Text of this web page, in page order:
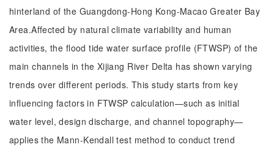
hinterland of the Guangdong-Hong Kong-Macao Greater Bay
Area.Affected by natural climate variability and human
activities, the flood tide water surface profile (FTWSP) of the
main channels in the Xijiang River Delta has shown varying
trends over different periods. This study starts from key
influencing factors in FTWSP calculation—such as initial
water level, design discharge, and channel topography—
applies the Mann-Kendall test method to conduct trend